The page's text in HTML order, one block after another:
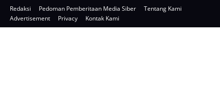
Redaksi Pedoman Pemberitaan Media Siber
Tentang Kami
Advertisement
Privacy Kontak Kami